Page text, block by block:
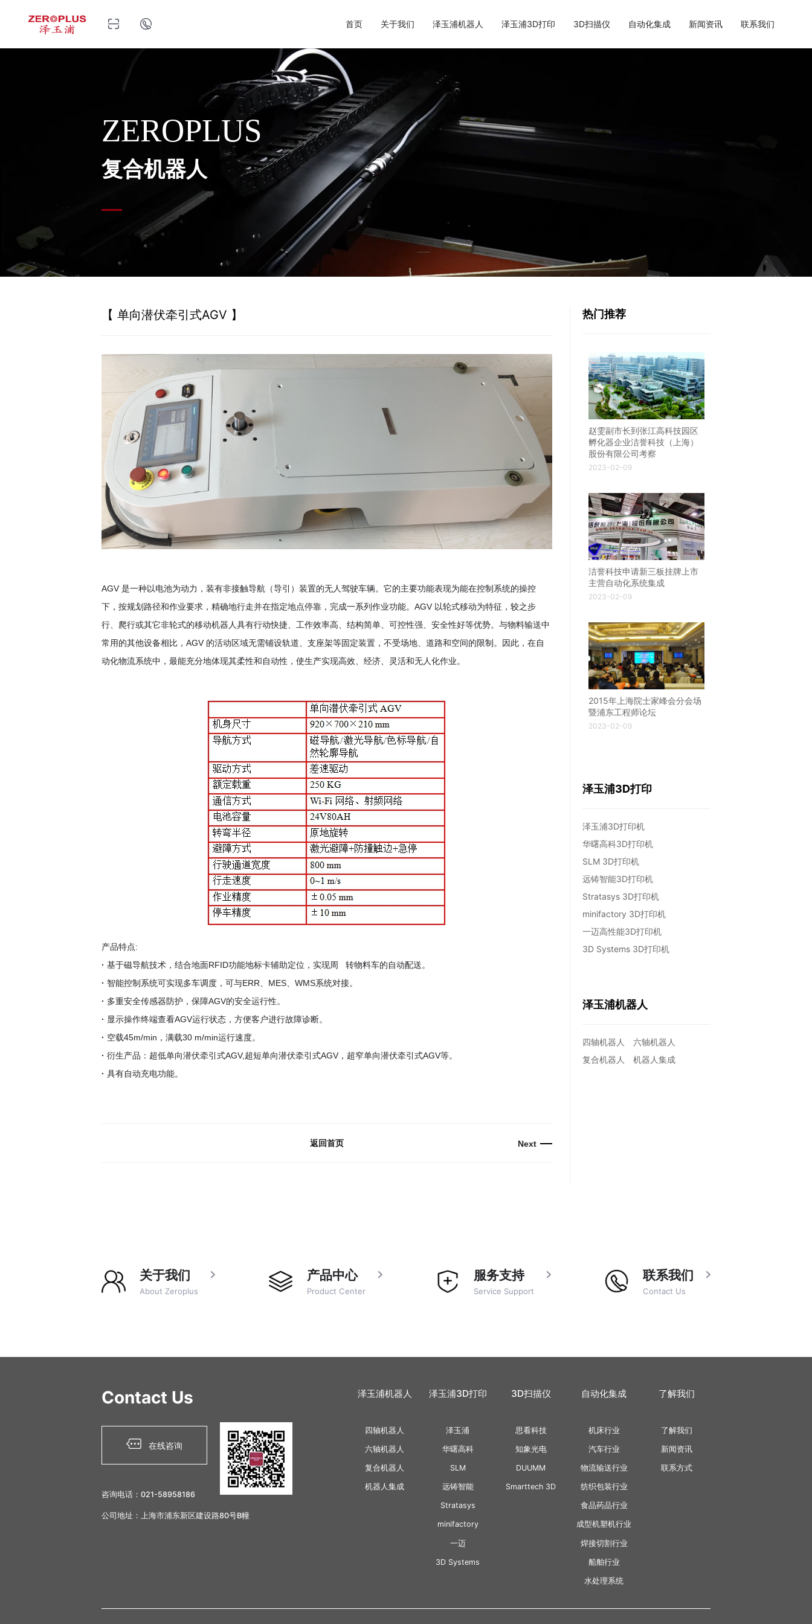
首页 关于我们 泽玉浦机器人 泽玉浦3D打印 3D扫描仪 自动化集成 新闻资讯 联系我们
ZEROPLUS
复合机器人
【 单向潜伏牵引式AGV 】
AGV 是一种以电池为动力，装有非接触导航（导引）装置的无人驾驶车辆。它的主要功能表现为能在控制系统的操控
下，按规划路径和作业要求，精确地行走并在指定地点停靠，完成一系列作业功能。AGV 以轮式移动为特征，较之步
行、爬行或其它非轮式的移动机器人具有行动快捷、工作效率高、结构简单、可控性强、安全性好等优势。与物料输送中
常用的其他设备相比，AGV 的活动区域无需铺设轨道、支座架等固定装置，不受场地、道路和空间的限制。因此，在自
动化物流系统中，最能充分地体现其柔性和自动性，使生产实现高效、经济、灵活和无人化作业。
产品特点:
· 基于磁导航技术，结合地面RFID功能地标卡辅助定位，实现周 转物料车的自动配送。
· 智能控制系统可实现多车调度，可与ERR、MES、WMS系统对接。
· 多重安全传感器防护，保障AGV的安全运行性。
· 显示操作终端查看AGV运行状态，方便客户进行故障诊断。
· 空载45m/min，满载30 m/min运行速度。
· 衍生产品：超低单向潜伏牵引式AGV,超短单向潜伏牵引式AGV，超窄单向潜伏牵引式AGV等。
· 具有自动充电功能。
返回首页 Next
热门推荐
赵雯副市长到张江高科技园区
孵化器企业洁誉科技（上海）
股份有限公司考察
2023-02-09
洁誉科技申请新三板挂牌上市
主营自动化系统集成
2023-02-09
2015年上海院士家峰会分会场
暨浦东工程师论坛
2023-02-09
泽玉浦3D打印
泽玉浦3D打印机
华曙高科3D打印机
SLM 3D打印机
远铸智能3D打印机
Stratasys 3D打印机
minifactory 3D打印机
一迈高性能3D打印机
3D Systems 3D打印机
泽玉浦机器人
四轴机器人
六轴机器人
复合机器人
机器人集成
关于我们
About Zeroplus
产品中心
Product Center
服务支持
Service Support
联系我们
Contact Us
Contact Us
在线咨询
咨询电话：021-58958186
公司地址：上海市浦东新区建设路80号B幢
泽玉浦机器人
四轴机器人
六轴机器人
复合机器人
机器人集成
泽玉浦3D打印
泽玉浦
华曙高科
SLM
远铸智能
Stratasys
minifactory
一迈
3D Systems
3D扫描仪
思看科技
知象光电
DUUMM
Smarttech 3D
自动化集成
机床行业
汽车行业
物流输送行业
纺织包装行业
食品药品行业
成型机塑机行业
焊接切割行业
船舶行业
水处理系统
了解我们
了解我们
新闻资讯
联系方式